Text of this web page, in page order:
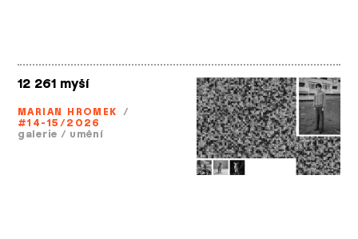
12 261 myší
MARIAN HROMEK /
#14-15/2026
galerie / umění